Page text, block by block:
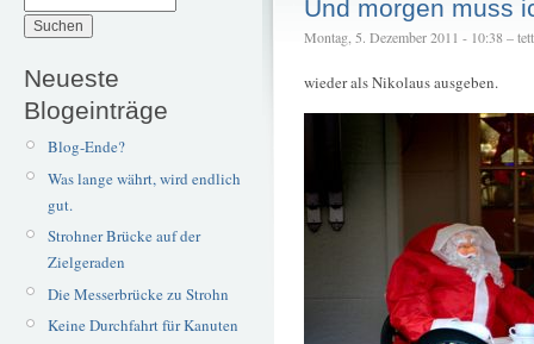
Neueste
Blogeinträge
Blog-Ende?
Was lange währt, wird endlich
gut.
Strohner Brücke auf der
Zielgeraden
Die Messerbrücke zu Strohn
Keine Durchfahrt für Kanuten
Und morgen muss
Montag, 5. Dezember 2011 - 10:38 –
wieder als Nikolaus ausgeben.